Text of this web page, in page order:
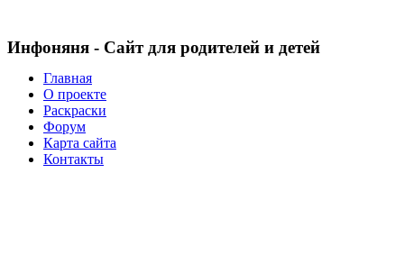
Инфоняня - Сайт для родителей и детей
Главная
О проекте
Раскраски
Форум
Карта сайта
Контакты